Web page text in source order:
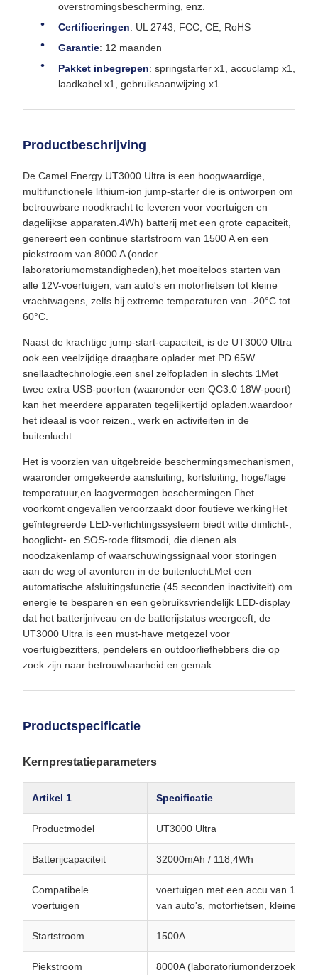
overstromingsbescherming, enz.
Certificeringen: UL 2743, FCC, CE, RoHS
Garantie: 12 maanden
Pakket inbegrepen: springstarter x1, accuclamp x1,
laadkabel x1, gebruiksaanwijzing x1
Productbeschrijving
De Camel Energy UT3000 Ultra is een hoogwaardige,
multifunctionele lithium-ion jump-starter die is ontworpen om
betrouwbare noodkracht te leveren voor voertuigen en
dagelijkse apparaten.4Wh) batterij met een grote capaciteit,
genereert een continue startstroom van 1500 A en een
piekstroom van 8000 A (onder
laboratoriumomstandigheden),het moeiteloos starten van
alle 12V-voertuigen, van auto's en motorfietsen tot kleine
vrachtwagens, zelfs bij extreme temperaturen van -20°C tot
60°C.
Naast de krachtige jump-start-capaciteit, is de UT3000 Ultra
ook een veelzijdige draagbare oplader met PD 65W
snellaadtechnologie.een snel zelfopladen in slechts 1Met
twee extra USB-poorten (waaronder een QC3.0 18W-poort)
kan het meerdere apparaten tegelijkertijd opladen.waardoor
het ideaal is voor reizen., werk en activiteiten in de
buitenlucht.
Het is voorzien van uitgebreide beschermingsmechanismen,
waaronder omgekeerde aansluiting, kortsluiting, hoge/lage
temperatuur,en laagvermogen beschermingen het
voorkomt ongevallen veroorzaakt door foutieve werkingHet
geïntegreerde LED-verlichtingssysteem biedt witte dimlicht-,
hooglicht- en SOS-rode flitsmodi, die dienen als
noodzakenlamp of waarschuwingssignaal voor storingen
aan de weg of avonturen in de buitenlucht.Met een
automatische afsluitingsfunctie (45 seconden inactiviteit) om
energie te besparen en een gebruiksvriendelijk LED-display
dat het batterijniveau en de batterijstatus weergeeft, de
UT3000 Ultra is een must-have metgezel voor
voertuigbezitters, pendelers en outdoorliefhebbers die op
zoek zijn naar betrouwbaarheid en gemak.
Productspecificatie
Kernprestatieparameters
Artikel 1 Specificatie
Productmodel UT3000 Ultra
Batterijcapaciteit 32000mAh / 118,4Wh
Compatibele
voertuigen
voertuigen met een accu van 12 V
van auto's, motorfietsen, kleine
Startstroom 1500A
Piekstroom 8000A (laboratoriumonderzoek,